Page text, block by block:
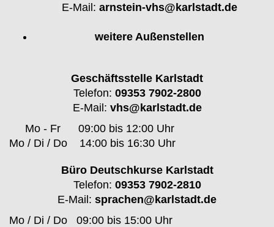
E-Mail: arnstein-vhs@karlstadt.de
weitere Außenstellen
Geschäftsstelle Karlstadt
Telefon: 09353 7902-2800
E-Mail: vhs@karlstadt.de
Mo - Fr
09:00 bis 12:00 Uhr
Mo / Di / Do
14:00 bis 16:30 Uhr
Büro Deutschkurse Karlstadt
Telefon: 09353 7902-2810
E-Mail: sprachen@karlstadt.de
Mo / Di / Do 09:00 bis 15:00 Uhr